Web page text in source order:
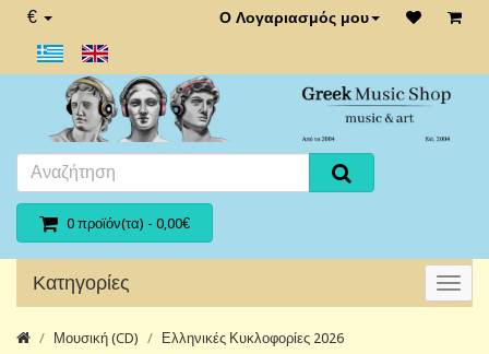
€ Ο Λογαριασμός μου
0 προϊόν(τα) - 0,00€
Κατηγορίες
Μουσική (CD)
Ελληνικές Κυκλοφορίες 2026